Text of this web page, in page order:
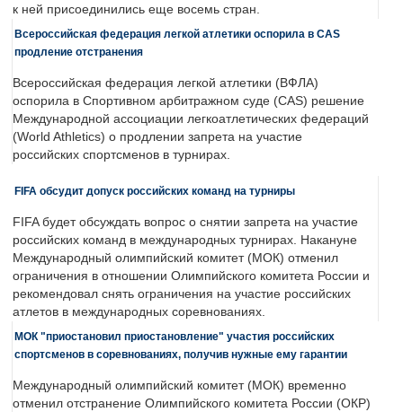
к ней присоединились еще восемь стран.
Всероссийская федерация легкой атлетики оспорила в CAS
продление отстранения
Всероссийская федерация легкой атлетики (ВФЛА)
оспорила в Спортивном арбитражном суде (CAS) решение
Международной ассоциации легкоатлетических федераций
(World Athletics) о продлении запрета на участие
российских спортсменов в турнирах.
FIFA обсудит допуск российских команд на турниры
FIFA будет обсуждать вопрос о снятии запрета на участие
российских команд в международных турнирах. Накануне
Международный олимпийский комитет (МОК) отменил
ограничения в отношении Олимпийского комитета России и
рекомендовал снять ограничения на участие российских
атлетов в международных соревнованиях.
МОК "приостановил приостановление" участия российских
спортсменов в соревнованиях, получив нужные ему гарантии
Международный олимпийский комитет (МОК) временно
отменил отстранение Олимпийского комитета России (ОКР)